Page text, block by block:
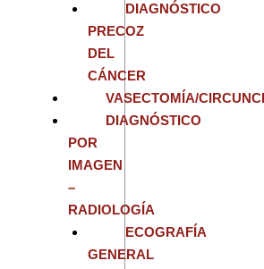
DIAGNÓSTICO
PRECOZ
DEL
CÁNCER
VASECTOMÍA/
DIAGNÓSTICO
POR
IMAGEN
–
RADIOLOGÍA
ECOGRAFÍA
GENERAL